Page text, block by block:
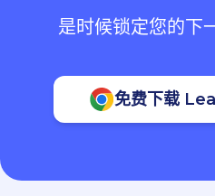
是时候锁定您的下
免费下载